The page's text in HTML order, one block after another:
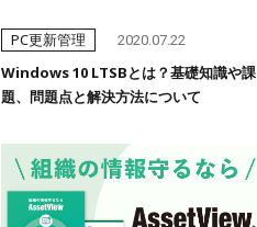
PC更新管理 2020.07.22
Windows 10 LTSBとは？基礎知識や課
題、問題点と解決方法について